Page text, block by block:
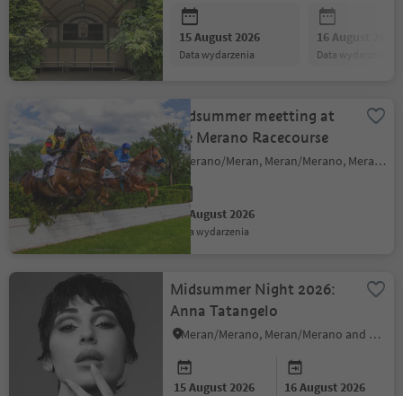
15 August 2026
data wydarzenia
16 August 2026
data wydarzenia
Midsummer meetting at
the Merano Racecourse
Merano/Meran, Meran/Merano, Meran/Merano and environs
15 August 2026
data wydarzenia
Midsummer Night 2026:
Anna Tatangelo
Meran/Merano, Meran/Merano and environs
15 August 2026 16 August 2026